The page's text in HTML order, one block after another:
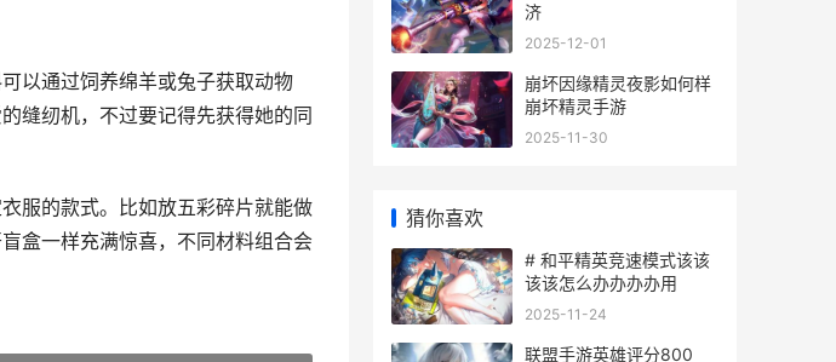
以通过饲养绵羊或兔子获取动物
缝纫机，不过要记得先获得她的同
服的款式。比如放五彩碎片就能做
盒一样充满惊喜，不同材料组合会
济
2025-12-01
崩坏因缘精灵夜影如何样
崩坏精灵手游
2025-11-30
猜你喜欢
# 和平精英竞速模式该该
该该怎么办办办办用
2025-11-24
联盟手游英雄评分800